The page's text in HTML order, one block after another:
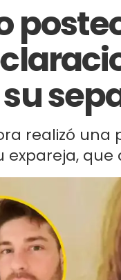
realizó una
expareja,